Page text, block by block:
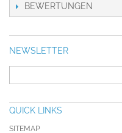
BEWERTUNGEN
NEWSLETTER
QUICK LINKS
SITEMAP